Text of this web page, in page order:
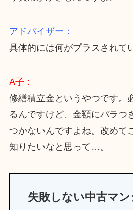
アドバイザー：
具体的には何がプラスされて
A子：
修繕積立金というやつです。
るんですけど、金額にバラつ
つかないんですよね。改めて
知りたいなと思って…。
失敗しない中古マ